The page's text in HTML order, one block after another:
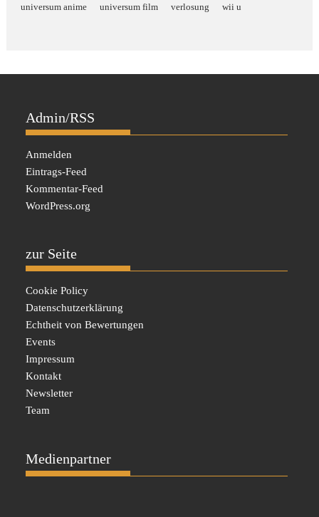
universum anime universum film verlosung wii u
Admin/RSS
Anmelden
Eintrags-Feed
Kommentar-Feed
WordPress.org
zur Seite
Cookie Policy
Datenschutzerklärung
Echtheit von Bewertungen
Events
Impressum
Kontakt
Newsletter
Team
Medienpartner